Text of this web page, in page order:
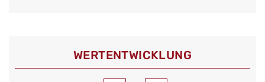
WERT­ENTWICKLUNG